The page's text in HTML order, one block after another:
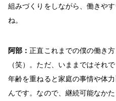
組みづくりをしながら、働きや
ね。
阿部：正直これまでの僕の働き
（笑）。ただ、いままではそれ
年齢を重ねると家庭の事情や体
んです。なので、継続可能なか